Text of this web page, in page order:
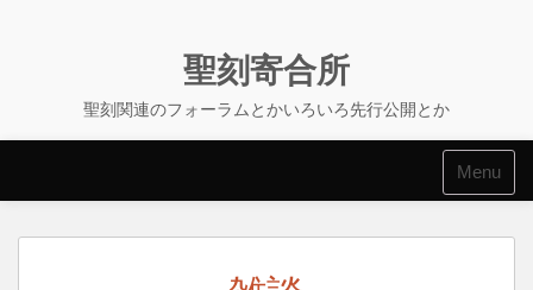
聖刻寄合所
聖刻関連のフォーラムとかいろいろ先行公開とか
Menu